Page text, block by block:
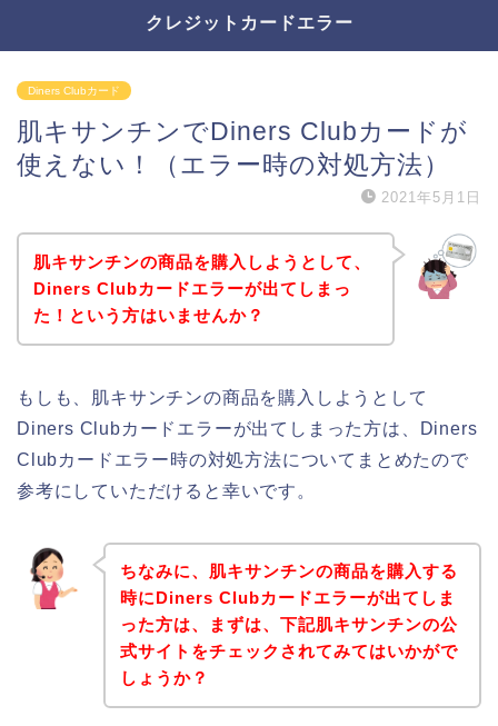
クレジットカードエラー
Diners Clubカード
肌キサンチンでDiners Clubカードが
使えない！（エラー時の対処方法）
2021年5月1日
肌キサンチンの商品を購入しようとして、
Diners Clubカードエラーが出てしまっ
た！という方はいませんか？
もしも、肌キサンチンの商品を購入しようとして
Diners Clubカードエラーが出てしまった方は、Diners
Clubカードエラー時の対処方法についてまとめたので
参考にしていただけると幸いです。
ちなみに、肌キサンチンの商品を購入する
時にDiners Clubカードエラーが出てしま
った方は、まずは、下記肌キサンチンの公
式サイトをチェックされてみてはいかがで
しょうか？